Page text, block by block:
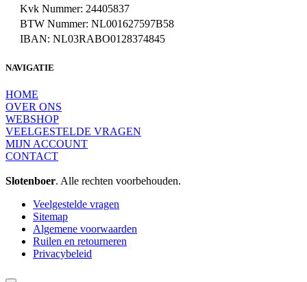
Kvk Nummer: 24405837
BTW Nummer: NL001627597B58
IBAN: NL03RABO0128374845
NAVIGATIE
HOME
OVER ONS
WEBSHOP
VEELGESTELDE VRAGEN
MIJN ACCOUNT
CONTACT
Slotenboer. Alle rechten voorbehouden.
Veelgestelde vragen
Sitemap
Algemene voorwaarden
Ruilen en retourneren
Privacybeleid